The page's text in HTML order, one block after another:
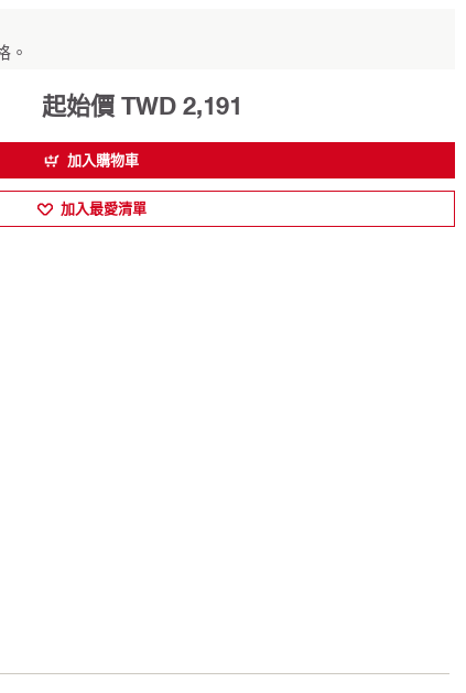
。
起始價 TWD 2,191
加入購物車
加入最愛清單